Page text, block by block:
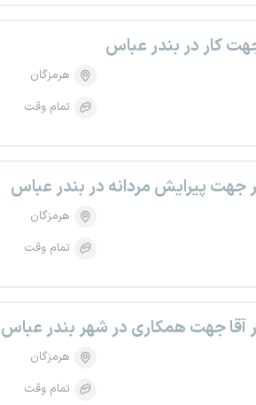
کار در بندر عباس
هرمزگان
تمام وقت
جهت پیرایش مردانه در بندر عباس
هرمزگان
تمام وقت
آقا جهت همکاری در شهر بندر عباس
هرمزگان
تمام وقت